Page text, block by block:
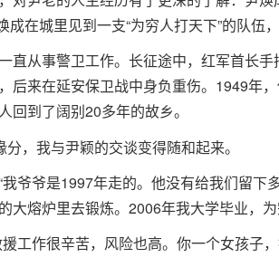
在城里见到一支“为穷人打天下”的队伍
直从事警卫工作。长征途中，红军首长
后来在延安保卫战中身负重伤。1949年
回到了阔别20多年的故乡。
分，我与尹颖的交谈变得随和起来。
爷爷是1997年走的。他没有给我们留
大熔炉里去锻炼。2006年我大学毕业，
工作很辛苦，风险也高。你一个女孩子